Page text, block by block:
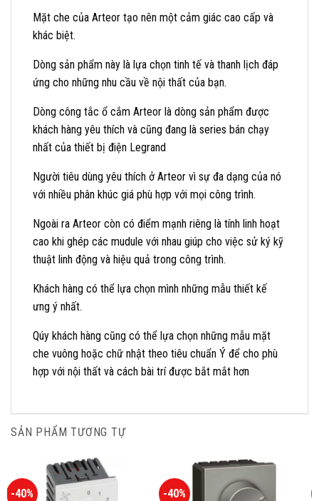
Mặt che của Arteor tạo nên một cảm giác cao cấp và
khác biệt.
Dòng sản phẩm này là lựa chọn tinh tế và thanh lịch đáp
ứng cho những nhu cầu về nội thất của bạn.
Dòng công tắc ổ cắm Arteor là dòng sản phẩm được
khách hàng yêu thích và cũng đang là series bán chạy
nhất của thiết bị điện Legrand
Người tiêu dùng yêu thích ở Arteor vì sự đa dạng của nó
với nhiều phân khúc giá phù hợp với mọi công trình.
Ngoài ra Arteor còn có điểm mạnh riêng là tính linh hoạt
cao khi ghép các mudule với nhau giúp cho việc sử ký kỹ
thuật linh động và hiệu quả trong công trình.
Khách hàng có thể lựa chọn mình những mẫu thiết kế
ưng ý nhất.
Qúy khách hàng cũng có thể lựa chọn những mẫu mặt
che vuông hoặc chữ nhật theo tiêu chuẩn Ý để cho phù
hợp với nội thất và cách bài trí được bắt mắt hơn
SẢN PHẨM TƯƠNG TỰ
-40% -40%